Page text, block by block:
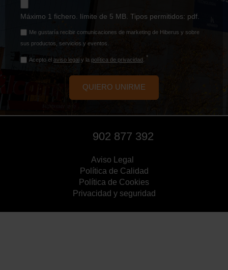
Máximo 1 fichero. límite de 5 MB. Tipos permitidos: pdf.
Me gustaría recibir comunicaciones de marketing de Hiberus y sobre
sus productos, servicios y eventos.
Acepto el aviso legal y la política de privacidad
902 877 392
Aviso Legal
Política de Calidad
Política de Cookies
Privacidad y seguridad